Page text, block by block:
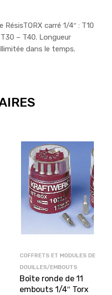
carré 1/4″ : T10
– T40. Longueur
dans le temps.
COFFRETS ET MODULES DE
DOUILLES/EMBOUTS
Boîte ronde de 11
embouts 1/4″ Torx